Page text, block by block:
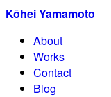
Kōhei Yamamoto
About
Works
Contact
Blog